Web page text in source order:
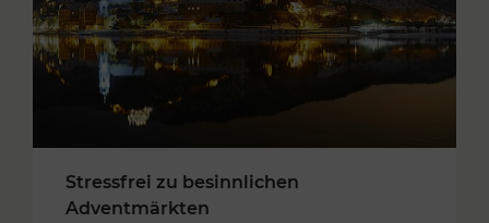
Stressfrei zu besinnlichen
Adventmärkten